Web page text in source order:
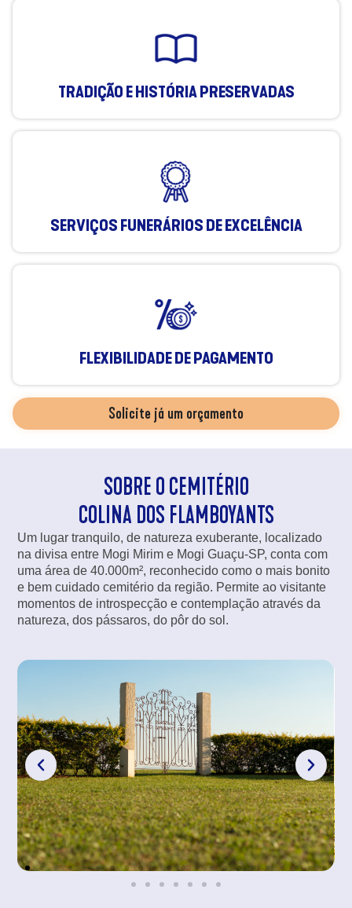
TRADIÇÃO E HISTÓRIA PRESERVADAS
SERVIÇOS FUNERÁRIOS DE EXCELÊNCIA
FLEXIBILIDADE DE PAGAMENTO
Solicite já um orçamento
SOBRE O CEMITÉRIO
COLINA DOS FLAMBOYANTS
Um lugar tranquilo, de natureza exuberante, localizado
na divisa entre Mogi Mirim e Mogi Guaçu-SP, conta com
uma área de 40.000m², reconhecido como o mais bonito
e bem cuidado cemitério da região. Permite ao visitante
momentos de introspecção e contemplação através da
natureza, dos pássaros, do pôr do sol.